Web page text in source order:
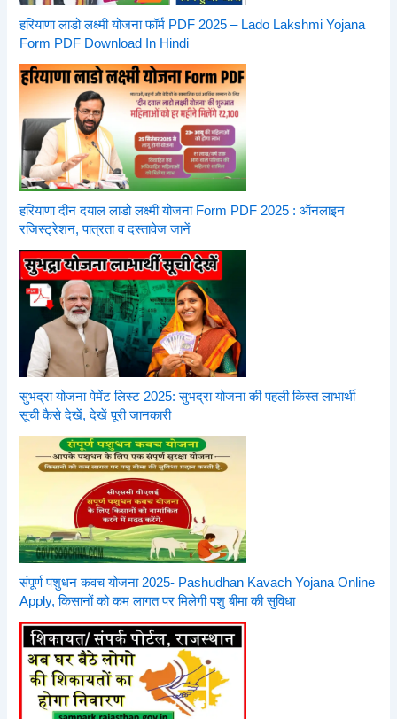
हरियाणा लाडो लक्ष्मी योजना फॉर्म PDF 2025 – Lado Lakshmi Yojana
Form PDF Download In Hindi
हरियाणा दीन दयाल लाडो लक्ष्मी योजना Form PDF 2025 : ऑनलाइन
रजिस्ट्रेशन, पात्रता व दस्तावेज जानें
सुभद्रा योजना पेमेंट लिस्ट 2025: सुभद्रा योजना की पहली किस्त लाभार्थी
सूची कैसे देखें, देखें पूरी जानकारी
संपूर्ण पशुधन कवच योजना 2025- Pashudhan Kavach Yojana Online
Apply, किसानों को कम लागत पर मिलेगी पशु बीमा की सुविधा